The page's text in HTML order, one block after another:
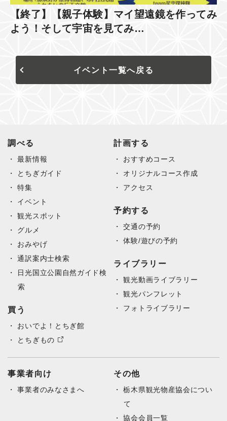
【終了】【親子体験】マイ望遠鏡を作ってみ
よう！そして宇宙を見てみ…
イベント一覧へ戻る
調べる
最新情報
とちぎガイド
特集
イベント
観光スポット
グルメ
おみやげ
通訳案内士検索
日光国立公園自然ガイド検
索
買う
おいでよ！とちぎ館
とちぎもの
計画する
おすすめコース
オリジナルコース作成
アクセス
予約する
交通の予約
体験/遊びの予約
ライブラリー
観光動画ライブラリー
観光パンフレット
フォトライブラリー
事業者向け
事業者のみなさまへ
その他
栃木県観光物産協会につい
て
協会会員一覧